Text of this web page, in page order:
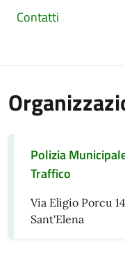
Contatti
Polizia
Traffico
Via Eligio Porcu
Sant'Elena